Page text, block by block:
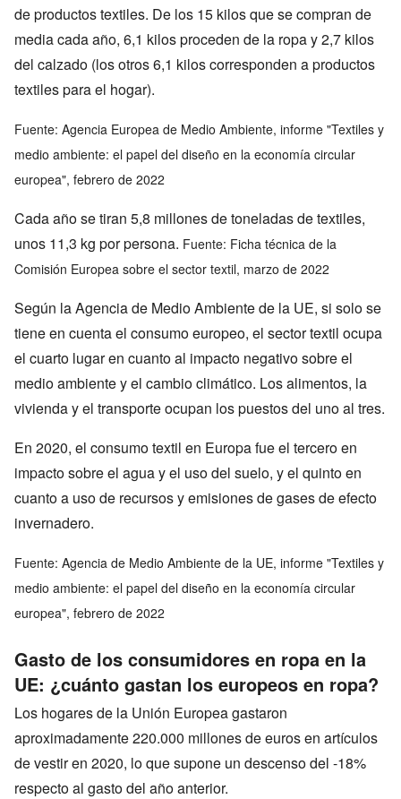
de productos textiles. De los 15 kilos que se compran de
media cada año, 6,1 kilos proceden de la ropa y 2,7 kilos
del calzado (los otros 6,1 kilos corresponden a productos
textiles para el hogar).
Fuente: Agencia Europea de Medio Ambiente, informe "Textiles y
medio ambiente: el papel del diseño en la economía circular
europea", febrero de 2022
Cada año se tiran 5,8 millones de toneladas de textiles,
unos 11,3 kg por persona. Fuente: Ficha técnica de la
Comisión Europea sobre el sector textil, marzo de 2022
Según la Agencia de Medio Ambiente de la UE, si solo se
tiene en cuenta el consumo europeo, el sector textil ocupa
el cuarto lugar en cuanto al impacto negativo sobre el
medio ambiente y el cambio climático. Los alimentos, la
vivienda y el transporte ocupan los puestos del uno al tres.
En 2020, el consumo textil en Europa fue el tercero en
impacto sobre el agua y el uso del suelo, y el quinto en
cuanto a uso de recursos y emisiones de gases de efecto
invernadero.
Fuente: Agencia de Medio Ambiente de la UE, informe "Textiles y
medio ambiente: el papel del diseño en la economía circular
europea", febrero de 2022
Gasto de los consumidores en ropa en la
UE: ¿cuánto gastan los europeos en ropa?
Los hogares de la Unión Europea gastaron
aproximadamente 220.000 millones de euros en artículos
de vestir en 2020, lo que supone un descenso del -18%
respecto al gasto del año anterior.